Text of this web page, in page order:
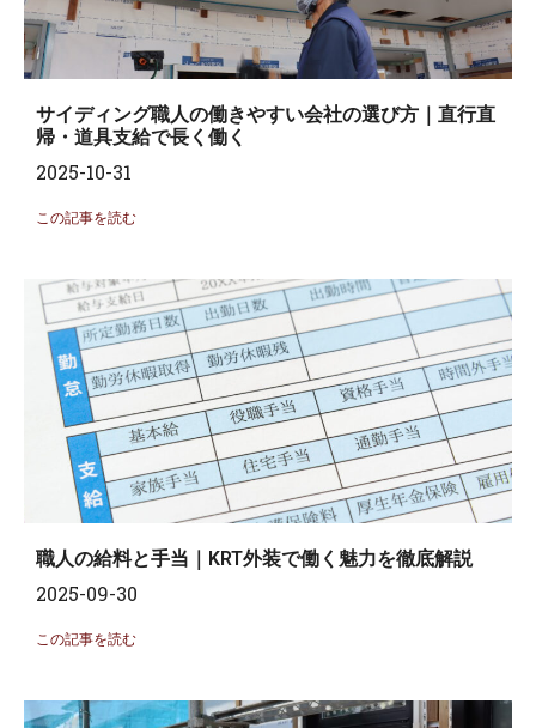
サイディング職人の働きやすい会社の選び方｜直行直
帰・道具支給で長く働く
2025-10-31
この記事を読む
職人の給料と手当｜KRT外装で働く魅力を徹底解説
2025-09-30
この記事を読む